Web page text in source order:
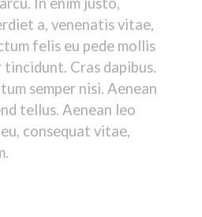
In enim justo,
a, venenatis vitae,
felis eu pede mollis
Cras dapibus.
semper nisi. Aenean
tellus. Aenean leo
consequat vitae,